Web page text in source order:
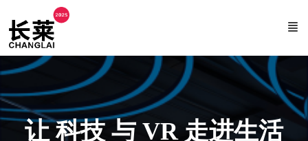
让 科技 与 VR 走进生活